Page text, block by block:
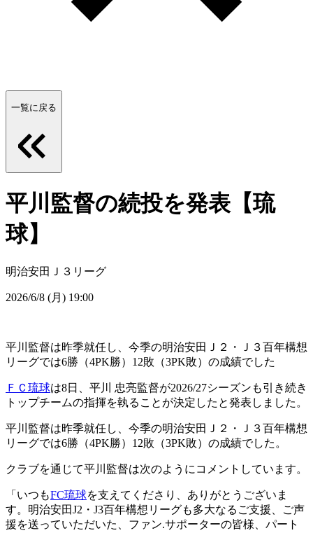
一覧に戻る
平川監督の続投を発表【琉
球】
明治安田Ｊ３リーグ
2026/6/8 (月) 19:00
平川監督は昨季就任し、今季の明治安田Ｊ２・Ｊ３百年構想
リーグでは6勝（4PK勝）12敗（3PK敗）の成績でした
ＦＣ琉球は8日、平川 忠亮監督が2026/27シーズンも引き続き
トップチームの指揮を執ることが決定したと発表しました。
平川監督は昨季就任し、今季の明治安田Ｊ２・Ｊ３百年構想
リーグでは6勝（4PK勝）12敗（3PK敗）の成績でした。
クラブを通じて平川監督は次のようにコメントしています。
「いつもFC琉球を支えてくださり、ありがとうございま
す。明治安田J2・J3百年構想リーグも多大なるご支援、ご声
援を送っていただいた、ファン.サポーターの皆様、パート